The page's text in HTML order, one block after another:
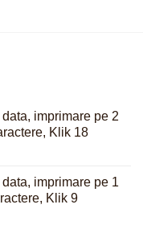
imprimare pe 2
Klik 18
imprimare pe 1
Klik 9